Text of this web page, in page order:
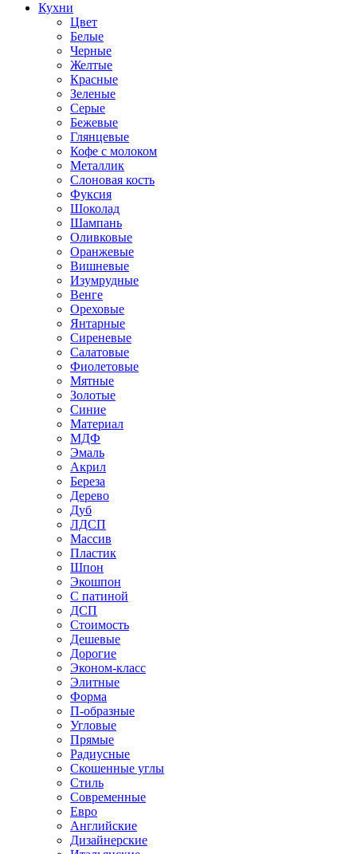
Кухни
Цвет
Белые
Черные
Желтые
Красные
Зеленые
Серые
Бежевые
Глянцевые
Кофе с молоком
Металлик
Слоновая кость
Фуксия
Шоколад
Шампань
Оливковые
Оранжевые
Вишневые
Изумрудные
Венге
Ореховые
Янтарные
Сиреневые
Салатовые
Фиолетовые
Мятные
Золотые
Синие
Материал
МДФ
Эмаль
Акрил
Береза
Дерево
Дуб
ЛДСП
Массив
Пластик
Шпон
Экошпон
С патиной
ДСП
Стоимость
Дешевые
Дорогие
Эконом-класс
Элитные
Форма
П-образные
Угловые
Прямые
Радиусные
Скошенные углы
Стиль
Современные
Евро
Английские
Дизайнерские